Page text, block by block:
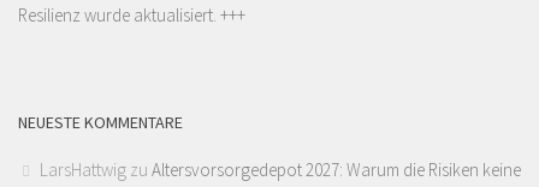
Resilienz wurde aktualisiert. +++
NEUESTE KOMMENTARE
LarsHattwig zu Altersvorsorgedepot 2027: Warum die Risiken keine